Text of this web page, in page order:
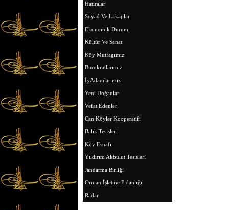
Hatıralar
Soyad Ve Lakaplar
Ekonomik Durum
Kültür Ve Sanat
Köy Mutfagımız
Bürokratlarımız
İş Adamlarımız
Yeni Doğanlar
Vefat Edenler
Can Köyler Kooperatifi
Balık Tesisleri
Köy Esnafı
Yıldırım Akbulut Tesisleri
Jandarma Birliği
Orman İşletme Fidanlığı
Radar